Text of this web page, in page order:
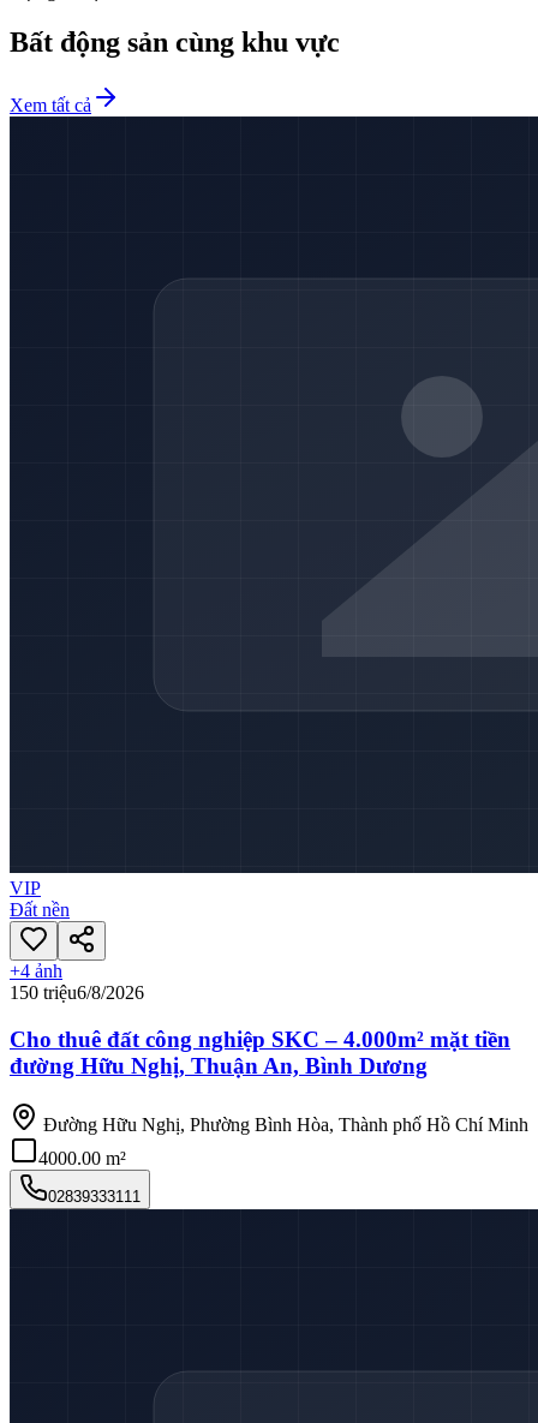
Bất động sản cùng khu vực
Xem tất cả
VIP
Đất nền
+4 ảnh
150 triệu6/8/2026
Cho thuê đất công nghiệp SKC – 4.000m² mặt tiền
đường Hữu Nghị, Thuận An, Bình Dương
Đường Hữu Nghị, Phường Bình Hòa, Thành phố Hồ Chí Minh
4000.00 m²
02839333111